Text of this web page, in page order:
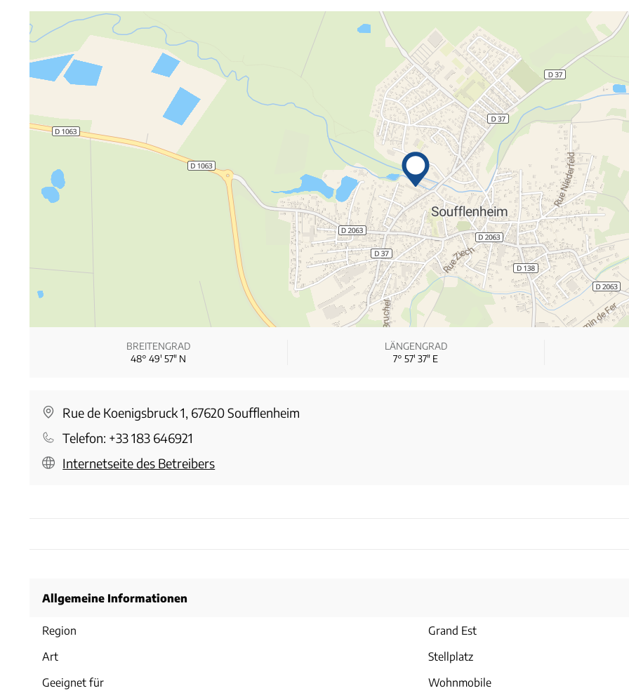
BREITENGRAD
48° 49′ 57″ N
LÄNGENGRAD
7° 57′ 37″ E
Rue de Koenigsbruck 1, 67620 Soufflenheim
Telefon: +33 183 646921
Internetseite des Betreibers
Allgemeine Informationen
Region
Grand Est
Art
Stellplatz
Geeignet für
Wohnmobile